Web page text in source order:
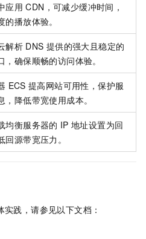
应用 CDN，可减少缓冲时间，
播放体验。
解析 DNS 提供的强大且稳定的
，确保顺畅的访问体验。
ECS 提高网站可用性，保护服
，降低带宽使用成本。
均衡服务器的 IP 地址设置为回
回源带宽压力。
实践，请参见以下文档：